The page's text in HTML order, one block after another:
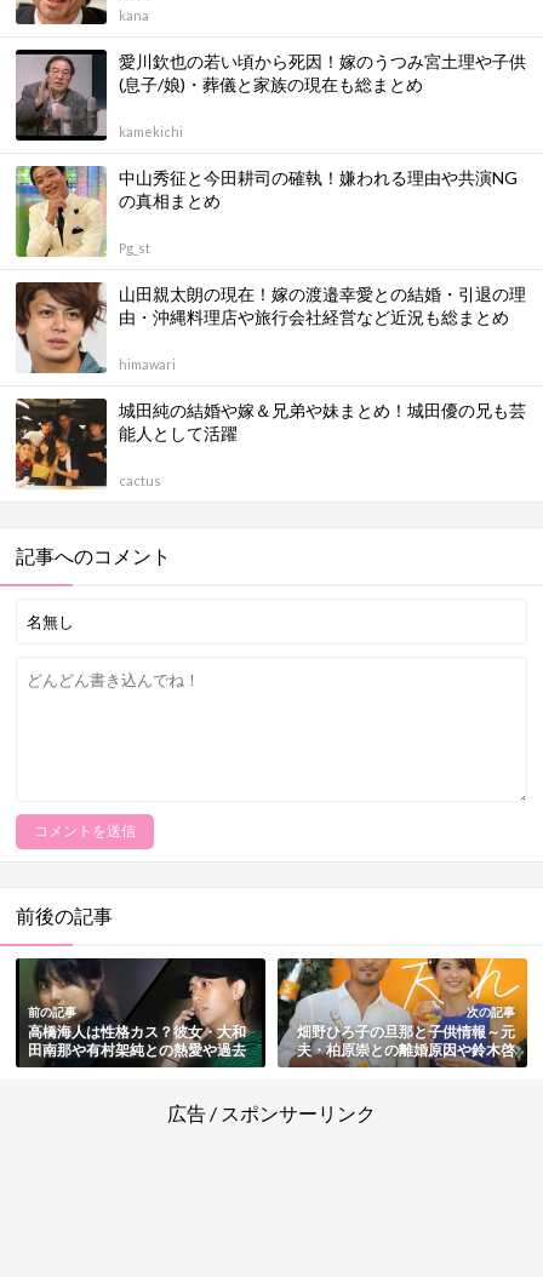
kana
愛川欽也の若い頃から死因！嫁のうつみ宮土理や子供
(息子/娘)・葬儀と家族の現在も総まとめ
kamekichi
中山秀征と今田耕司の確執！嫌われる理由や共演NG
の真相まとめ
Pg_st
山田親太朗の現在！嫁の渡邉幸愛との結婚・引退の理
由・沖縄料理店や旅行会社経営など近況も総まとめ
himawari
城田純の結婚や嫁＆兄弟や妹まとめ！城田優の兄も芸
能人として活躍
cactus
記事へのコメント
前後の記事
前の記事
高橋海人は性格カス？彼女・大和
田南那や有村架純との熱愛や過去
の事件まとめ
次の記事
畑野ひろ子の旦那と子供情報～元
夫・柏原崇との離婚原因や鈴木啓
太との再婚など総まとめ
広告 / スポンサーリンク